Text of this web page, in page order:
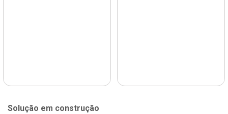
Solução em construção